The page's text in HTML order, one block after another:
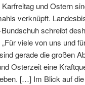
und Ostern
verknüpft.
schreibt
viele von uns und
gerade die großen
Osterzeit eine
[…] Im Blick auf